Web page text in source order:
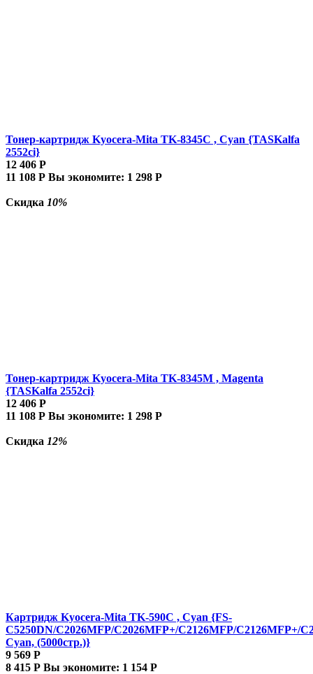
Тонер-картридж Kyocera-Mita TK-8345C , Cyan {TASKalfa
2552ci}
12 406 Р
11 108 Р Вы экономите: 1 298 Р
Скидка 10%
Тонер-картридж Kyocera-Mita TK-8345M , Magenta
{TASKalfa 2552ci}
12 406 Р
11 108 Р Вы экономите: 1 298 Р
Скидка 12%
Картридж Kyocera-Mita TK-590C , Cyan {FS-
C5250DN/C2026MFP/C2026MFP+/C2126MFP/C2126MFP+/
Cyan, (5000стр.)}
9 569 Р
8 415 Р Вы экономите: 1 154 Р